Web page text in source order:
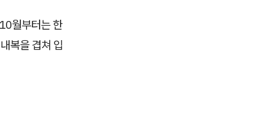
월부터는 한
복을 겹쳐 입